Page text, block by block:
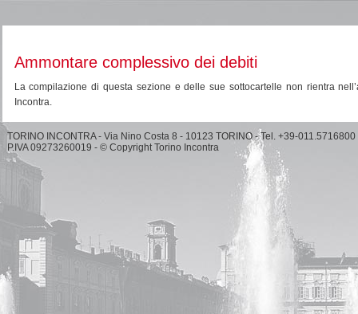
Ammontare complessivo dei debiti
La compilazione di questa sezione e delle sue sottocartelle non rientra
Incontra.
TORINO INCONTRA - Via Nino Costa 8 - 10123 TORINO - Tel. +39-011.5716800
P.IVA 09273260019 - © Copyright Torino Incontra